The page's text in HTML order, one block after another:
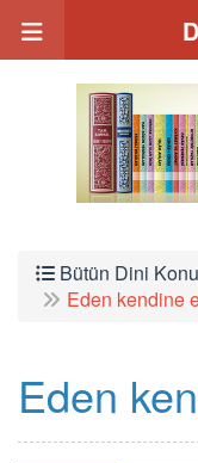
Bütün Dini
Eden kendine
Eden